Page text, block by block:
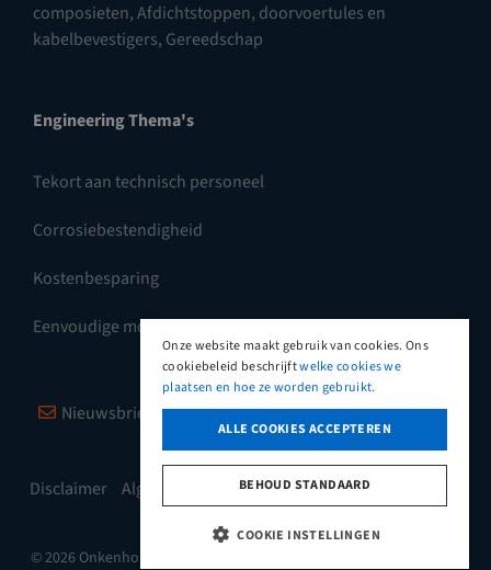
composieten,Afdichtstoppen, doorvoertules en
kabelbevestigers, Gereedschap
Engineering Thema's
Tekort aan technisch personeel
Corrosiebestendigheid
Kostenbesparing
Eenvoudige montage
Disclaimer Algemene leveringsvoorwaarden
Nieuwsbrief Vimeo LinkedIn
© 2026 Onkenhout
Onze website maakt gebruik van cookies. Ons
cookiebeleid beschrijftwelke cookies we
plaatsen en hoe ze worden gebruikt.
ALLE COOKIES ACCEPTEREN
BEHOUD STANDAARD
COOKIE INSTELLINGEN